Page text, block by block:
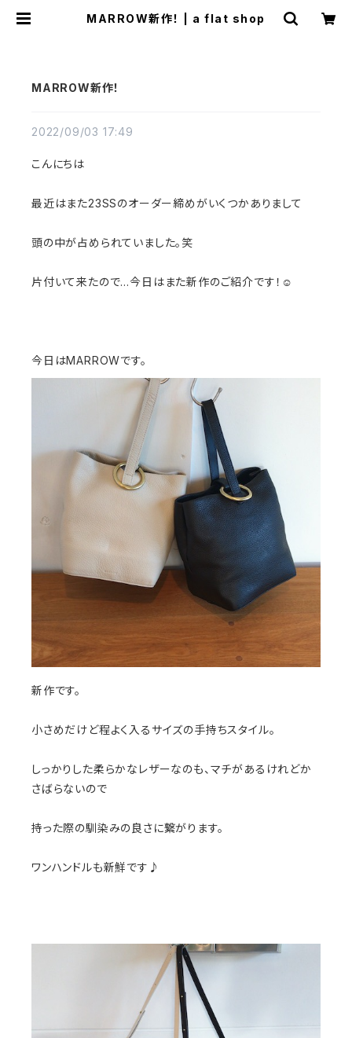
MARROW新作！ | a flat shop
MARROW新作！
2022/09/03 17:49
こんにちは
最近はまた23SSのオーダー締めがいくつかありまして
頭の中が占められていました。笑
片付いて来たので…今日はまた新作のご紹介です！☺️
今日はMARROWです。
新作です。
小さめだけど程よく入るサイズの手持ちスタイル。
しっかりした柔らかなレザーなのも、マチがあるけれどか
さばらないので
持った際の馴染みの良さに繋がります。
ワンハンドルも新鮮です♪